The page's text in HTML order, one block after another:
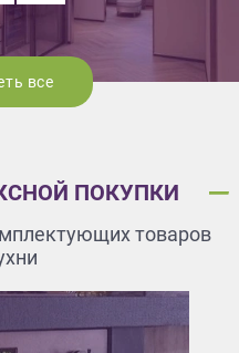
все
ПОКУПКИ
товаров